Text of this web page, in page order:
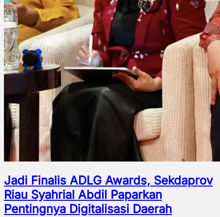
Jadi Finalis ADLG Awards, Sekdaprov
Riau Syahrial Abdil Paparkan
Pentingnya Digitalisasi Daerah